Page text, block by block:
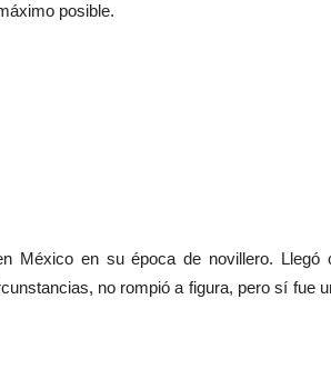
posible.
México en su época de novillero. Llegó
no rompió a figura, pero sí fue